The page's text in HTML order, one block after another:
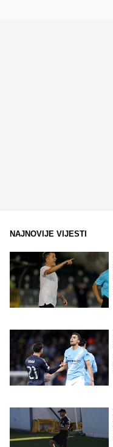
NAJNOVIJE VIJESTI